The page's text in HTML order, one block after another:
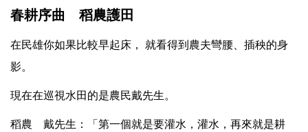
春耕序曲 稻農護田
在民雄你如果比較早起床， 就看得到農夫彎腰、插秧的身
影。
現在在巡視水田的是農民戴先生。
稻農 戴先生：「第一個就是要灌水，灌水，再來就是耕